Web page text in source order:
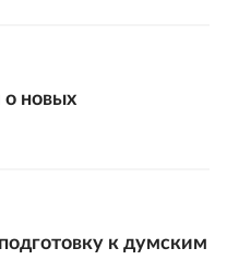
новых
к думским